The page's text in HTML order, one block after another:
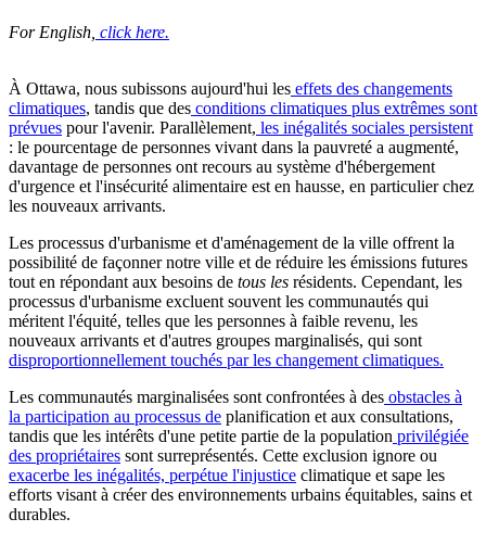
For English, click here.
À Ottawa, nous subissons aujourd'hui les effets des changements
climatiques, tandis que des conditions climatiques plus extrêmes sont
prévues pour l'avenir. Parallèlement, les inégalités sociales persistent
: le pourcentage de personnes vivant dans la pauvreté a augmenté,
davantage de personnes ont recours au système d'hébergement
d'urgence et l'insécurité alimentaire est en hausse, en particulier chez
les nouveaux arrivants.
Les processus d'urbanisme et d'aménagement de la ville offrent la
possibilité de façonner notre ville et de réduire les émissions futures
tout en répondant aux besoins de tous les résidents. Cependant, les
processus d'urbanisme excluent souvent les communautés qui
méritent l'équité, telles que les personnes à faible revenu, les
nouveaux arrivants et d'autres groupes marginalisés, qui sont
disproportionnellement touchés par les changement climatiques.
Les communautés marginalisées sont confrontées à des obstacles à
la participation au processus de planification et aux consultations,
tandis que les intérêts d'une petite partie de la population privilégiée
des propriétaires sont surreprésentés. Cette exclusion ignore ou
exacerbe les inégalités, perpétue l'injustice climatique et sape les
efforts visant à créer des environnements urbains équitables, sains et
durables.